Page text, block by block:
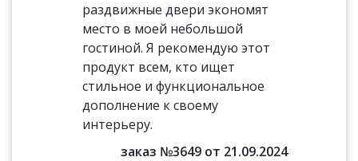
раздвижные двери экономят
место в моей небольшой
гостиной. Я рекомендую этот
продукт всем, кто ищет
стильное и функциональное
дополнение к своему
интерьеру.
заказ №3649 от 21.09.2024